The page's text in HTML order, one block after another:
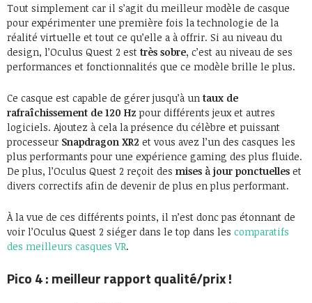
Tout simplement car il s’agit du meilleur modèle de casque
pour expérimenter une première fois la technologie de la
réalité virtuelle et tout ce qu’elle a à offrir. Si au niveau du
design, l’Oculus Quest 2 est très sobre, c’est au niveau de ses
performances et fonctionnalités que ce modèle brille le plus.
Ce casque est capable de gérer jusqu’à un taux de
rafraîchissement de 120 Hzpour différents jeux et autres
logiciels. Ajoutez à cela la présence du célèbre et puissant
processeur Snapdragon XR2 et vous avez l’un des casques les
plus performants pour une expérience gaming des plus fluide.
De plus, l’Oculus Quest 2 reçoit des mises à jour ponctuelles et
divers correctifs afin de devenir de plus en plus performant.
À la vue de ces différents points, il n’est donc pas étonnant de
voir l’Oculus Quest 2 siéger dans le top dans les comparatifs
des meilleurs casques VR.
Pico 4 : meilleur rapport qualité/prix !